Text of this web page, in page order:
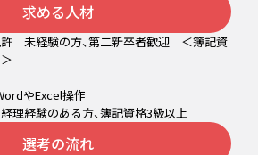
求める人材
未経験の方、第二新卒者歓迎 ＜簿記資
やExcel操作
経理経験のある方、簿記資格3級以上
選考の流れ